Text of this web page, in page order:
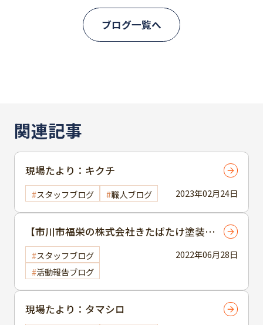
ブログ一覧へ
関連記事
2023年02月24日
現場たより：キクチ
スタッフブログ 職人ブログ
2022年06月28日
【市川市福栄の株式会社きたばたけ塗装
（プロタイムズ市川行徳店）で外壁・屋根
塗装をされた市川市八幡のお客様の経緯】
スタッフブログ
活動報告ブログ
現場たより：タマシロ